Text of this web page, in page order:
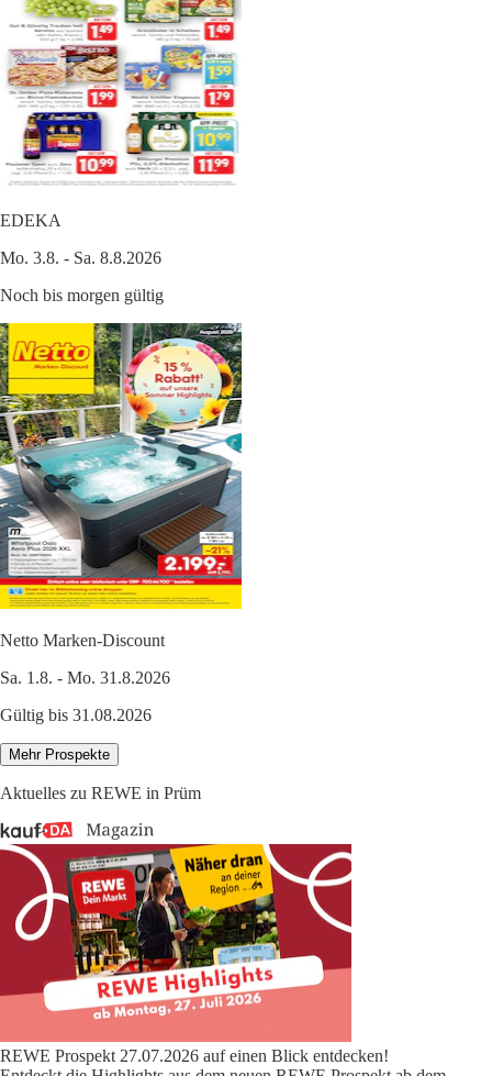
EDEKA
Mo. 3.8. - Sa. 8.8.2026
Noch bis morgen gültig
Netto Marken-Discount
Sa. 1.8. - Mo. 31.8.2026
Gültig bis 31.08.2026
Mehr Prospekte
Aktuelles zu REWE in Prüm
REWE Prospekt 27.07.2026 auf einen Blick entdecken!